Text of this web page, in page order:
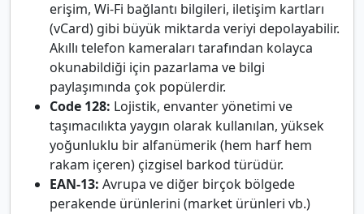
erişim, Wi-Fi bağlantı bilgileri, iletişim kartları
(vCard) gibi büyük miktarda veriyi depolayabilir.
Akıllı telefon kameraları tarafından kolayca
okunabildiği için pazarlama ve bilgi
paylaşımında çok popülerdir.
Code 128: Lojistik, envanter yönetimi ve
taşımacılıkta yaygın olarak kullanılan, yüksek
yoğunluklu bir alfanümerik (hem harf hem
rakam içeren) çizgisel barkod türüdür.
EAN-13: Avrupa ve diğer birçok bölgede
perakende ürünlerini (market ürünleri vb.)